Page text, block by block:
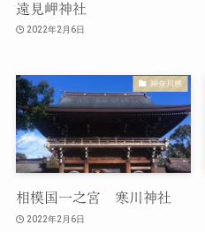
遠見岬神社
2022年2月6日
神奈川県
相模国一之宮 寒川神社
2022年2月6日